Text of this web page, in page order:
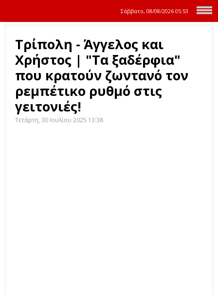
Σάββατο, 08/08/2026 05:53
Τρίπολη - Άγγελος και
Χρήστος | "Τα ξαδέρφια"
που κρατούν ζωντανό τον
ρεμπέτικο ρυθμό στις
γειτονιές!
Τετάρτη, 30 Ιουλίου 2025 13:38